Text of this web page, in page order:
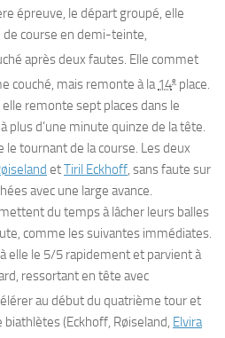
épreuve, le départ groupé, elle
course en demi-teinte,
après deux fautes. Elle commet
couché, mais remonte à la 14e place.
remonte sept places dans le
plus d’une minute quinze de la tête.
tournant de la course. Les deux
etTiril Eckhoff, sans faute sur
avec une large avance.
du temps à lâcher leurs balles
comme les suivantes immédiates.
elle le 5/5 rapidement et parvient à
ressortant en tête avec
au début du quatrième tour et
(Eckhoff, Røiseland, Elvira